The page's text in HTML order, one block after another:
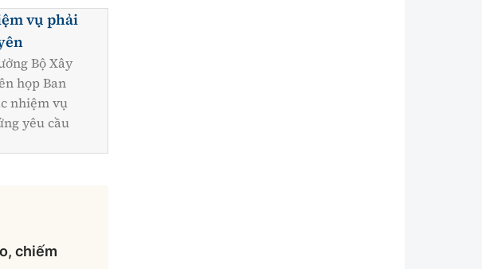
vụ phải
Bộ Xây
họp Ban
nhiệm vụ
yêu cầu
chiếm